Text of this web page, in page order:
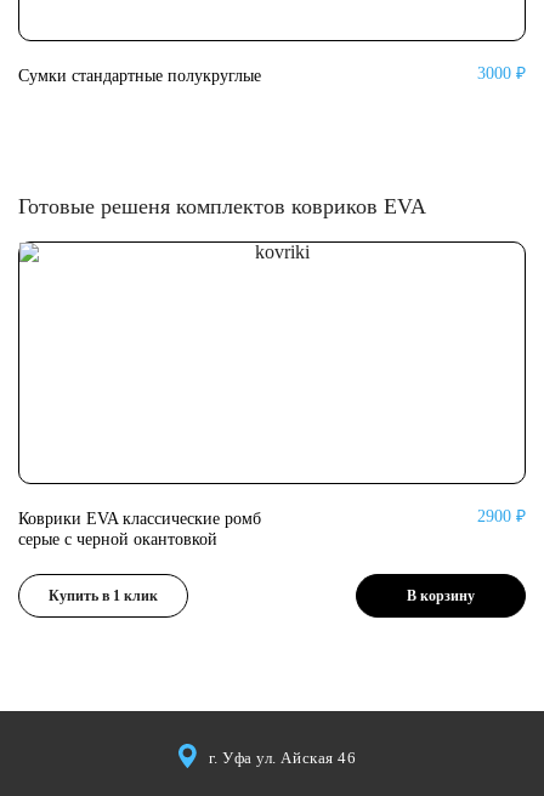
Сумки стандартные полукруглые 3000 ₽
Готовые решеня комплектов ковриков EVA
Коврики EVA классические ромб
серые с черной окантовкой
2900 ₽
Купить в 1 клик В корзину
г. Уфа ул. Айская 46